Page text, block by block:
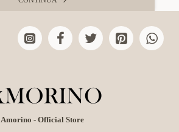
Amorino - Official Store